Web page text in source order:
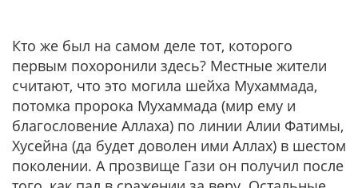
Кто же был на самом деле тот, которого
первым похоронили здесь? Местные жители
считают, что это могила шейха Мухаммада,
потомка пророка Мухаммада (мир ему и
благословение Аллаха) по линии Алии Фатимы,
Хусейна (да будет доволен ими Аллах) в шестом
поколении. А прозвище Гази он получил после